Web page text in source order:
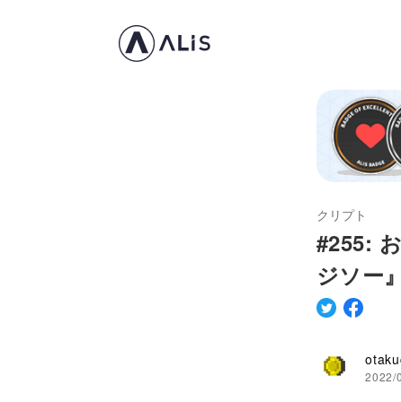
クリプト
#255:
ジソー
2022/